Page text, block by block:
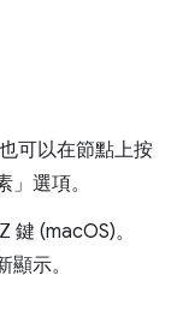
可以在節點上按
選項。
Z 鍵 (macOS)。
示。